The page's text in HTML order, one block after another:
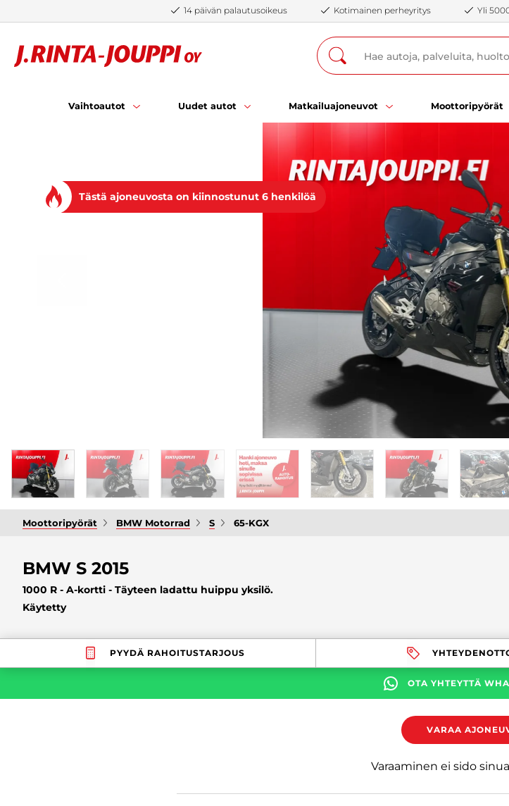
14 päivän palautusoikeus Kotimainen perheyritys Yli
Vaihtoautot Uudet autot Matkailuajoneuvot Moottoripyörät
Tästä ajoneuvosta on kiinnostunut 6 henkilöä
Moottoripyörät BMW Motorrad S 65-KGX
BMW S 2015
1000 R - A-kortti - Täyteen ladattu huippu yksilö.
Käytetty
PYYDÄ RAHOITUSTARJOUS
OTA YHTEYTTÄ
VARAA
Varaaminen ei sido